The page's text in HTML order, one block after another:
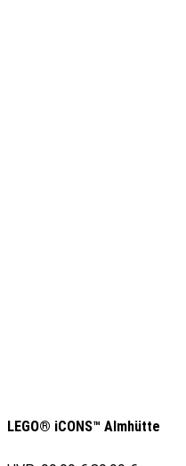
LEGO® iCONS™ Almhütte